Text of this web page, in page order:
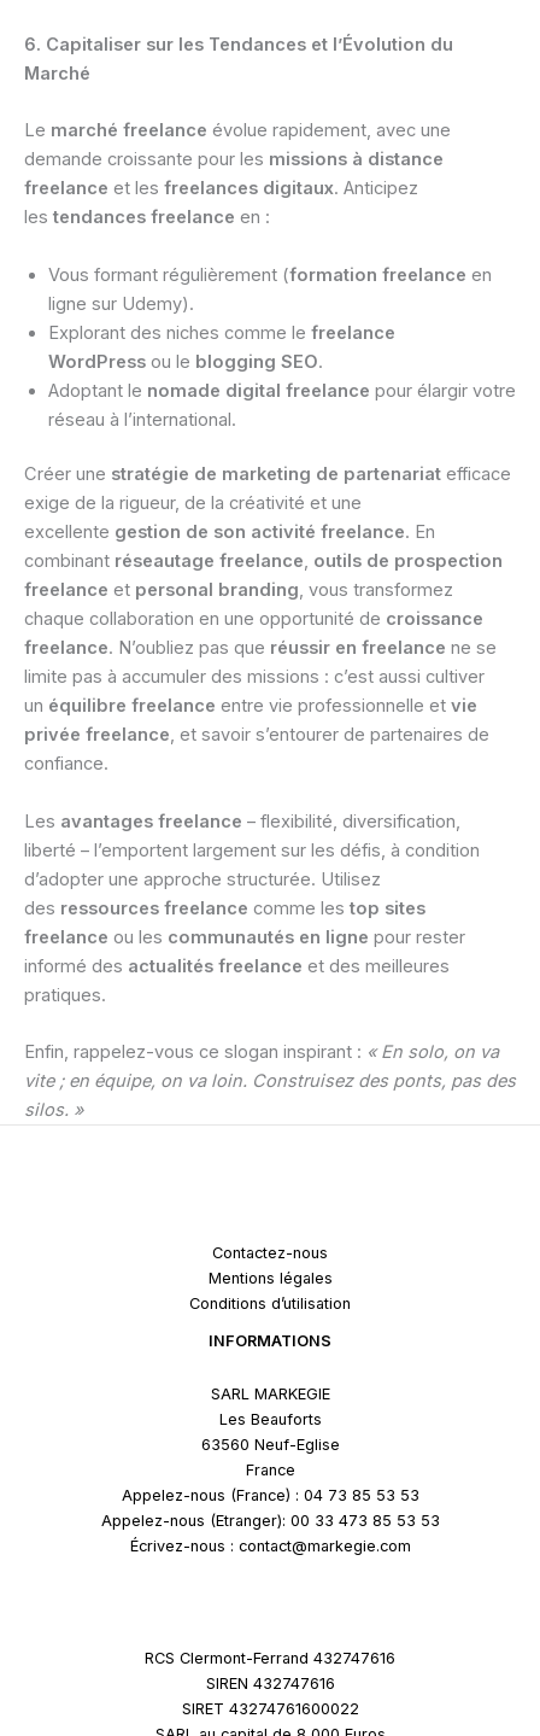
6. Capitaliser sur les Tendances et l’Évolution du
Marché
Le marché freelance évolue rapidement, avec une
demande croissante pour les missions à distance
freelance et les freelances digitaux. Anticipez
les tendances freelance en :
Vous formant régulièrement (formation freelance en
ligne sur Udemy).
Explorant des niches comme le freelance
WordPress ou le blogging SEO.
Adoptant le nomade digital freelance pour élargir votre
réseau à l’international.
Créer une stratégie de marketing de partenariat efficace
exige de la rigueur, de la créativité et une
excellente gestion de son activité freelance. En
combinant réseautage freelance, outils de prospection
freelance et personal branding, vous transformez
chaque collaboration en une opportunité de croissance
freelance. N’oubliez pas que réussir en freelance ne se
limite pas à accumuler des missions : c’est aussi cultiver
un équilibre freelance entre vie professionnelle et vie
privée freelance, et savoir s’entourer de partenaires de
confiance.
Les avantages freelance – flexibilité, diversification,
liberté – l’emportent largement sur les défis, à condition
d’adopter une approche structurée. Utilisez
des ressources freelance comme les top sites
freelance ou les communautés en ligne pour rester
informé des actualités freelance et des meilleures
pratiques.
Enfin, rappelez-vous ce slogan inspirant : « En solo, on va
vite ; en équipe, on va loin. Construisez des ponts, pas des
silos. »
Contactez-nous
Mentions légales
Conditions d’utilisation
INFORMATIONS
SARL MARKEGIE
Les Beauforts
63560 Neuf-Eglise
France
Appelez-nous (France) : 04 73 85 53 53
Appelez-nous (Etranger): 00 33 473 85 53 53
Écrivez-nous : contact@markegie.com
RCS Clermont-Ferrand 432747616
SIREN 432747616
SIRET 43274761600022